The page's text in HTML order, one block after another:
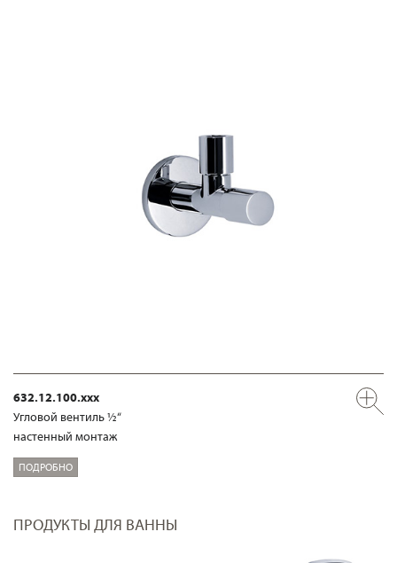
632.12.100.xxx
Угловой вентиль ½“
настенный монтаж
ПОДРОБНО
ПРОДУКТЫ ДЛЯ ВАННЫ